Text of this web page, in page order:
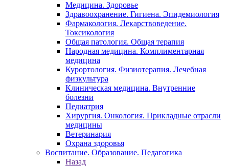
Медицина. Здоровье
Здравоохранение. Гигиена. Эпидемиология
Фармакология. Лекарствоведение.
Токсикология
Общая патология. Общая терапия
Народная медицина. Комплиментарная
медицина
Курортология. Физиотерапия. Лечебная
физкультура
Клиническая медицина. Внутренние
болезни
Педиатрия
Хирургия. Онкология. Прикладные отрасли
медицины
Ветеринария
Охрана здоровья
Воспитание. Образование. Педагогика
Назад